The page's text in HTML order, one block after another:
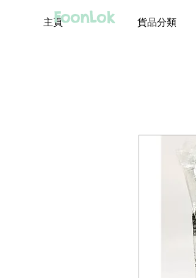
FoonLok
主頁 貨品分類